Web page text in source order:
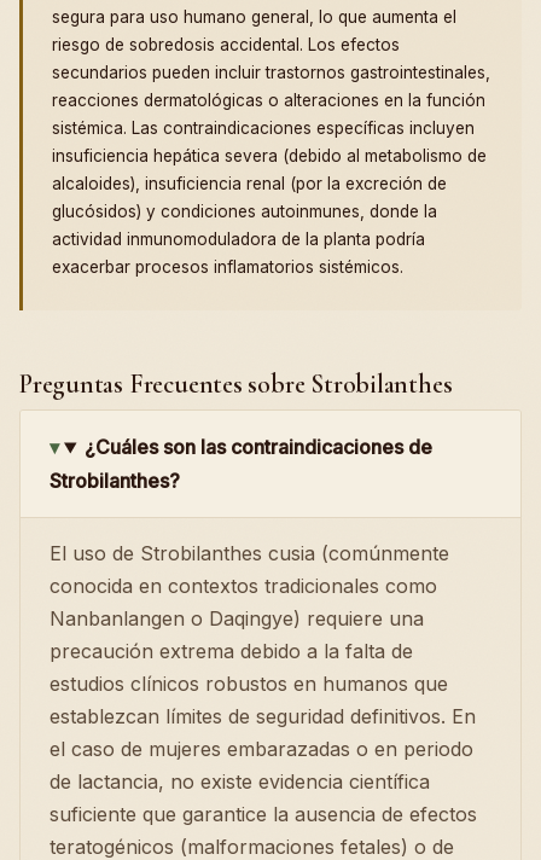
segura para uso humano general, lo que aumenta el
riesgo de sobredosis accidental. Los efectos
secundarios pueden incluir trastornos gastrointestinales,
reacciones dermatológicas o alteraciones en la función
sistémica. Las contraindicaciones específicas incluyen
insuficiencia hepática severa (debido al metabolismo de
alcaloides), insuficiencia renal (por la excreción de
glucósidos) y condiciones autoinmunes, donde la
actividad inmunomoduladora de la planta podría
exacerbar procesos inflamatorios sistémicos.
Preguntas Frecuentes sobre Strobilanthes
¿Cuáles son las contraindicaciones de
Strobilanthes?
El uso de Strobilanthes cusia (comúnmente
conocida en contextos tradicionales como
Nanbanlangen o Daqingye) requiere una
precaución extrema debido a la falta de
estudios clínicos robustos en humanos que
establezcan límites de seguridad definitivos. En
el caso de mujeres embarazadas o en periodo
de lactancia, no existe evidencia científica
suficiente que garantice la ausencia de efectos
teratogénicos (malformaciones fetales) o de